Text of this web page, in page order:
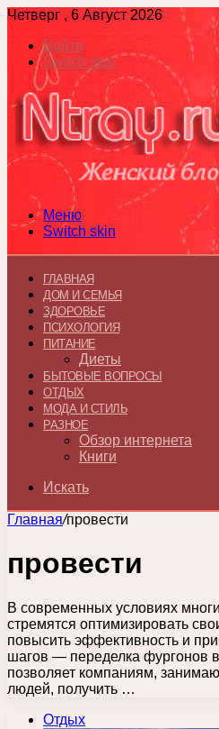
Четверг , 6 Август 2026
Войти
Switch skin
Меню
Switch skin
ГЛАВНАЯ
ДОМ И СЕМЬЯ
ЗДОРОВЬЕ
ПСИХОЛОГИЯ
ПИТАНИЕ
Диеты
БЫТОВЫЕ ВОПРОСЫ
ОТДЫХ
МОДА И СТИЛЬ
РАЗНОЕ
Обзор интернета
Книги
Искать
Главная/провести
провести
В современных условиях
стремятся оптимизировать
повысить эффективность и
шагов — переделка фургонов
позволяет компаниям,
людей, получить …
Отдых